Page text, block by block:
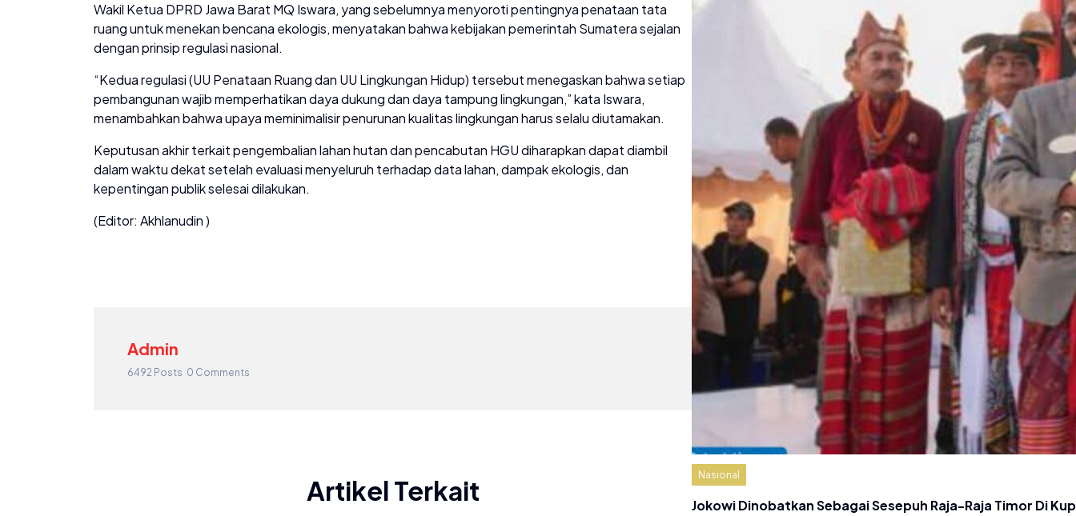
Wakil Ketua DPRD Jawa Barat MQ Iswara, yang sebelumnya menyoroti pentingnya penataan tata
ruang untuk menekan bencana ekologis, menyatakan bahwa kebijakan pemerintah Sumatera sejalan
dengan prinsip regulasi nasional.
“Kedua regulasi (UU Penataan Ruang dan UU Lingkungan Hidup) tersebut menegaskan bahwa setiap
pembangunan wajib memperhatikan daya dukung dan daya tampung lingkungan,” kata Iswara,
menambahkan bahwa upaya meminimalisir penurunan kualitas lingkungan harus selalu diutamakan.
Keputusan akhir terkait pengembalian lahan hutan dan pencabutan HGU diharapkan dapat diambil
dalam waktu dekat setelah evaluasi menyeluruh terhadap data lahan, dampak ekologis, dan
kepentingan publik selesai dilakukan.
(Editor: Akhlanudin )
Admin
6492 Posts 0 Comments
Artikel Terkait Nasional
Jokowi Dinobatkan Sebagai Sesepuh Raja-Raja Timor Di